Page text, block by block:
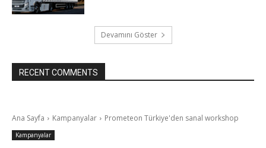
Devamını Göster
RECENT COMMENTS